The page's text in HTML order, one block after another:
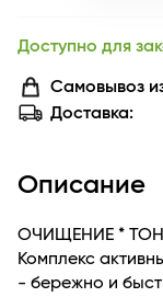
Доступно для
Самовывоз
Доставка:
Описание
ОЧИЩЕНИЕ *
Комплекс
- бережно и